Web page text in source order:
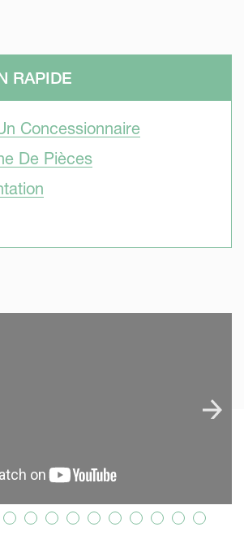
RAPIDE
Concessionnaire
De Pièces